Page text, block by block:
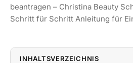
beantragen – Christina Beauty
Schritt für Schritt Anleitung für
INHALTSVERZEICHNIS